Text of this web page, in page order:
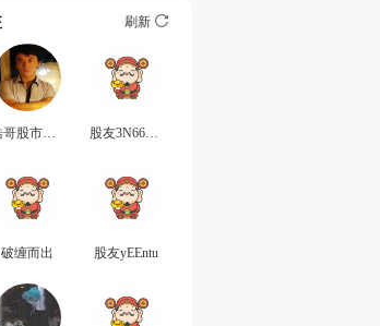
刷新
皓哥股市赚钱之道 股友3N668I7823
破缠而出 股友yEEntu